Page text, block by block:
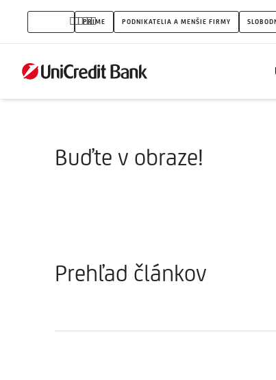
Buďte
v
obraze
PRIME PODNIKATELIA A MENŠIE FIRMY
Buďte v obraze!
Prehľad článkov